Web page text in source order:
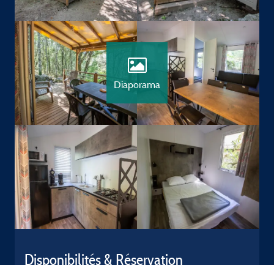
Diaporama
Disponibilités & Réservation